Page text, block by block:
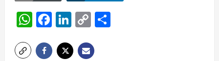
WhatsApp
Facebook
LinkedIn
Copy